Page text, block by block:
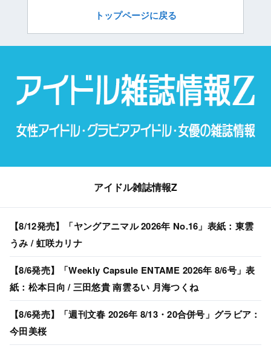
トップページに戻る
アイドル雑誌情報Z
【8/12発売】「ヤングアニマル 2026年 No.16」表紙：東雲
うみ / 虹咲カリナ
【8/6発売】「Weekly Capsule ENTAME 2026年 8/6号」表
紙：松本日向 / 三田悠貴 南雲るい 月海つくね
【8/6発売】「週刊文春 2026年 8/13・20合併号」グラビア：
今田美桜